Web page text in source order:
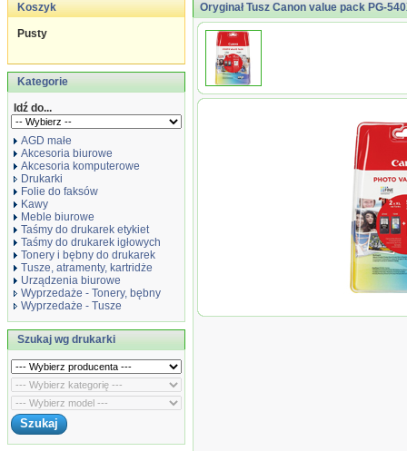
Koszyk
Pusty
Kategorie
Idź do...
AGD małe
Akcesoria biurowe
Akcesoria komputerowe
Drukarki
Folie do faksów
Kawy
Meble biurowe
Taśmy do drukarek etykiet
Taśmy do drukarek igłowych
Tonery i bębny do drukarek
Tusze, atramenty, kartridże
Urządzenia biurowe
Wyprzedaże - Tonery, bębny
Wyprzedaże - Tusze
Szukaj wg drukarki
Oryginał Tusz Canon value pack PG-
PG-540XL+Cl-